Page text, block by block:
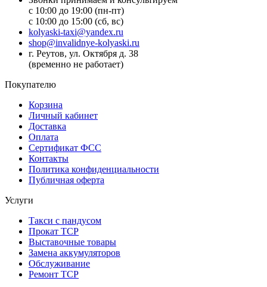
с 10:00 до 19:00 (пн-пт)
с 10:00 до 15:00 (сб, вс)
kolyaski-taxi@yandex.ru
shop@invalidnye-kolyaski.ru
г. Реутов, ул. Октября д. 38
(временно не работает)
Покупателю
Корзина
Личный кабинет
Доставка
Оплата
Сертификат ФСС
Контакты
Политика конфиденциальности
Публичная оферта
Услуги
Такси с пандусом
Прокат ТСР
Выставочные товары
Замена аккумуляторов
Обслуживание
Ремонт ТСР